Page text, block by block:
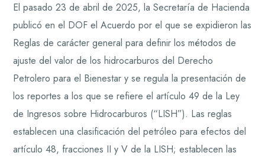
El pasado 23 de abril de 2025, la Secretaría de Hacienda
publicó en el DOF el Acuerdo por el que se expidieron las
Reglas de carácter general para definir los métodos de
ajuste del valor de los hidrocarburos del Derecho
Petrolero para el Bienestar y se regula la presentación de
los reportes a los que se refiere el artículo 49 de la Ley
de Ingresos sobre Hidrocarburos (“LISH”). Las reglas
establecen una clasificación del petróleo para efectos del
artículo 48, fracciones II y V de la LISH; establecen las